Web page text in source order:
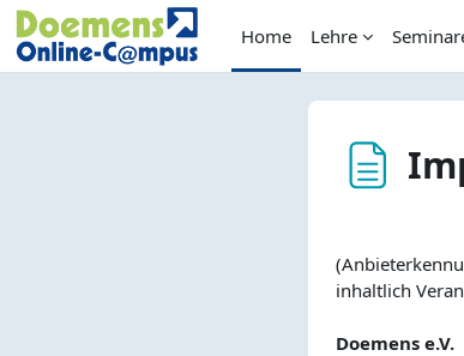
Skip to main content
Home
Lehre
inhaltlich
Doemens e.V.